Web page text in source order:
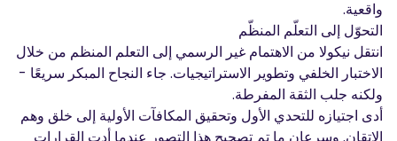
واقعية.
التحوّل إلى التعلّم المنظّم
انتقل نيكولا من الاهتمام غير الرسمي إلى التعلم المنظم من خلال
الاختبار الخلفي وتطوير الاستراتيجيات. جاء النجاح المبكر سريعًا -
ولكنه جلب الثقة المفرطة.
أدى اجتيازه للتحدي الأول وتحقيق المكافآت الأولية إلى خلق وهم
الإتقان. وسرعان ما تم تصحيح هذا التصور عندما أدت القرارات